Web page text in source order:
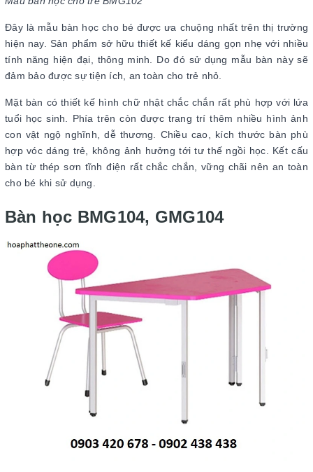
Đây là mẫu bàn học cho bé được ưa chuộng nhất trên thị trường
hiện nay. Sản phẩm sở hữu thiết kế kiểu dáng gọn nhẹ với nhiều
tính năng hiện đại, thông minh. Do đó sử dụng mẫu bàn này sẽ
đảm bảo được sự tiện ích, an toàn cho trẻ nhỏ.
Mặt bàn có thiết kế hình chữ nhật chắc chắn rất phù hợp với lứa
tuổi học sinh. Phía trên còn được trang trí thêm nhiều hình ảnh
con vật ngộ nghĩnh, dễ thương. Chiều cao, kích thước bàn phù
hợp vóc dáng trẻ, không ảnh hưởng tới tư thế ngồi học. Kết cấu
bàn từ thép sơn tĩnh điện rất chắc chắn, vững chãi nên an toàn
cho bé khi sử dụng.
Bàn học BMG104, GMG104